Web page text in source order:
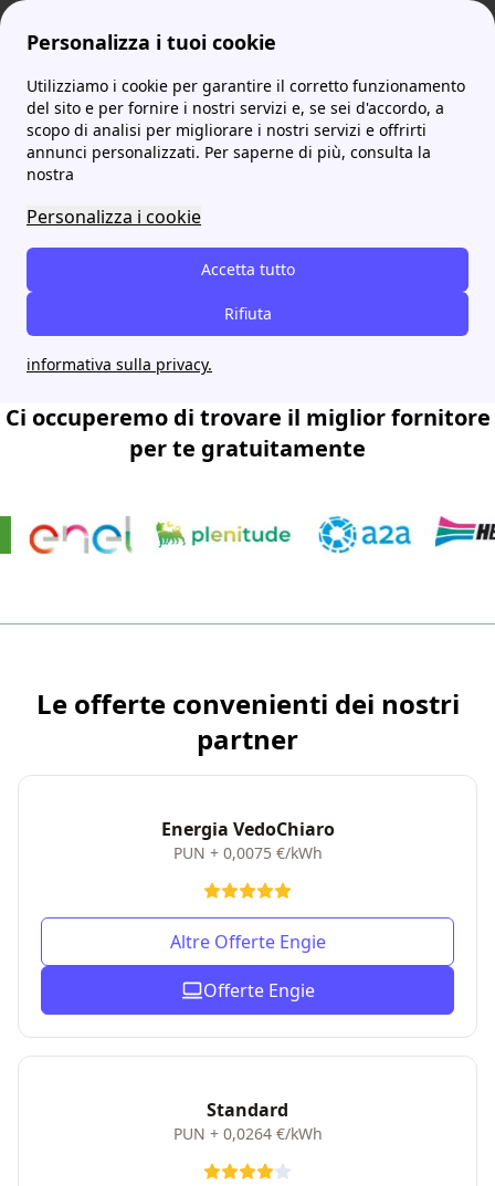
Personalizza i tuoi cookie
Utilizziamo i cookie per garantire il corretto funzionamento
del sito e per fornire i nostri servizi e, se sei d'accordo, a
scopo di analisi per migliorare i nostri servizi e offrirti
annunci personalizzati. Per saperne di più, consulta la
nostra
Personalizza i cookie
Accetta tutto
Rifiuta
informativa sulla privacy.
Attiva le migliori offerte luce e gas
per te sul mercato con
prontobolletta.it
bollette luce e gas. Facile e Veloce!
Chiamaci ora senza impegno
Ci occuperemo di trovare il miglior fornitore
per te gratuitamente
Le offerte convenienti dei nostri
partner
Energia VedoChiaro
PUN + 0,0075 €/kWh
Altre Offerte Engie
Offerte Engie
Standard
PUN + 0,0264 €/kWh
Inviando i dati si accetta l' informativa sulla